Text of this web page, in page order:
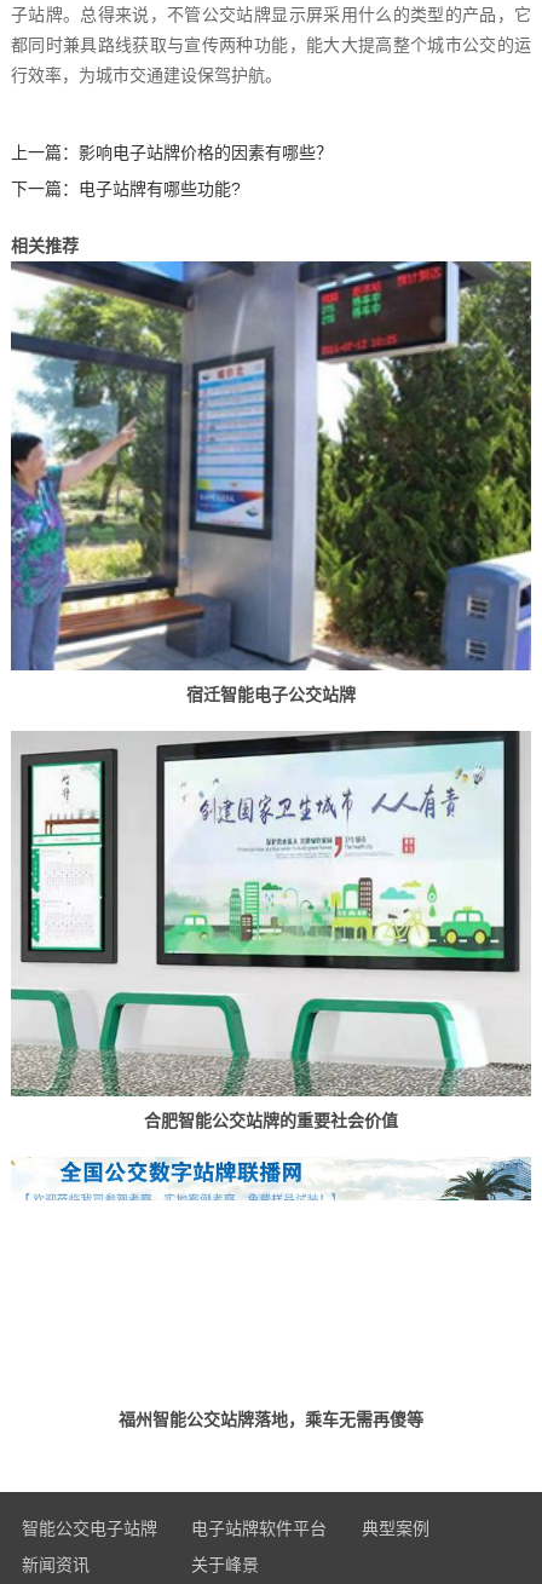
子站牌。总得来说，不管公交站牌显示屏采用什么的类型的产品，它
都同时兼具路线获取与宣传两种功能，能大大提高整个城市公交的运
行效率，为城市交通建设保驾护航。
上一篇： 影响电子站牌价格的因素有哪些？
下一篇： 电子站牌有哪些功能?
相关推荐
宿迁智能电子公交站牌
合肥智能公交站牌的重要社会价值
福州智能公交站牌落地，乘车无需再傻等
智能公交电子站牌
全面玻璃款电子站牌
电子站牌软件平台
运维管理子平台
典型案例
新闻资讯 关于峰景